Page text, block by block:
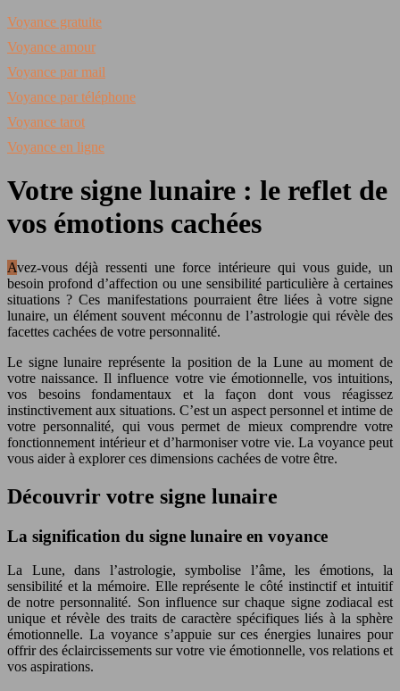
Voyance gratuite
Voyance amour
Voyance par mail
Voyance par téléphone
Voyance tarot
Voyance en ligne
Votre signe lunaire : le reflet de
vos émotions cachées
Avez-vous déjà ressenti une force intérieure qui vous guide, un
besoin profond d’affection ou une sensibilité particulière à certaines
situations ? Ces manifestations pourraient être liées à votre signe
lunaire, un élément souvent méconnu de l’astrologie qui révèle des
facettes cachées de votre personnalité.
Le signe lunaire représente la position de la Lune au moment de
votre naissance. Il influence votre vie émotionnelle, vos intuitions,
vos besoins fondamentaux et la façon dont vous réagissez
instinctivement aux situations. C’est un aspect personnel et intime de
votre personnalité, qui vous permet de mieux comprendre votre
fonctionnement intérieur et d’harmoniser votre vie. La voyance peut
vous aider à explorer ces dimensions cachées de votre être.
Découvrir votre signe lunaire
La signification du signe lunaire en voyance
La Lune, dans l’astrologie, symbolise l’âme, les émotions, la
sensibilité et la mémoire. Elle représente le côté instinctif et intuitif
de notre personnalité. Son influence sur chaque signe zodiacal est
unique et révèle des traits de caractère spécifiques liés à la sphère
émotionnelle. La voyance s’appuie sur ces énergies lunaires pour
offrir des éclaircissements sur votre vie émotionnelle, vos relations et
vos aspirations.